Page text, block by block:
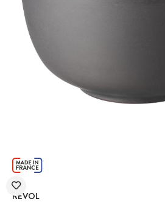
REVOL